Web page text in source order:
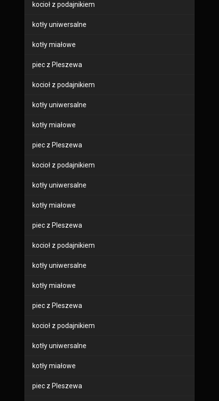
kocioł z podajnikiem
kotły uniwersalne
kotły miałowe
piec z Pleszewa
kocioł z podajnikiem
kotły uniwersalne
kotły miałowe
piec z Pleszewa
kocioł z podajnikiem
kotły uniwersalne
kotły miałowe
piec z Pleszewa
kocioł z podajnikiem
kotły uniwersalne
kotły miałowe
piec z Pleszewa
kocioł z podajnikiem
kotły uniwersalne
kotły miałowe
piec z Pleszewa